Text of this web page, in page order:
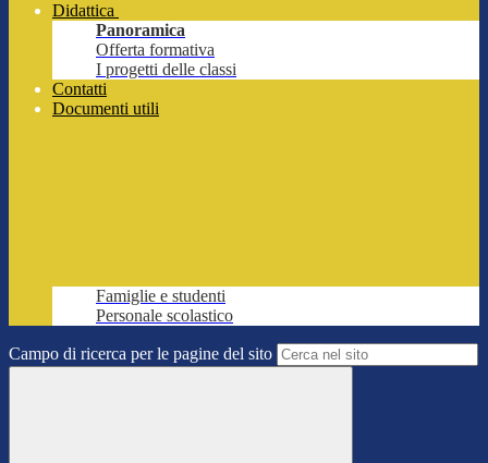
Didattica
Panoramica
Offerta formativa
I progetti delle classi
Contatti
Documenti utili
Famiglie e studenti
Personale scolastico
Campo di ricerca per le pagine del sito